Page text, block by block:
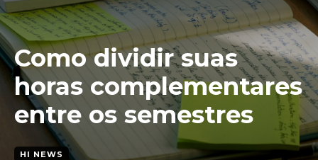
Como dividir suas
horas complementares
entre os semestres
HI NEWS